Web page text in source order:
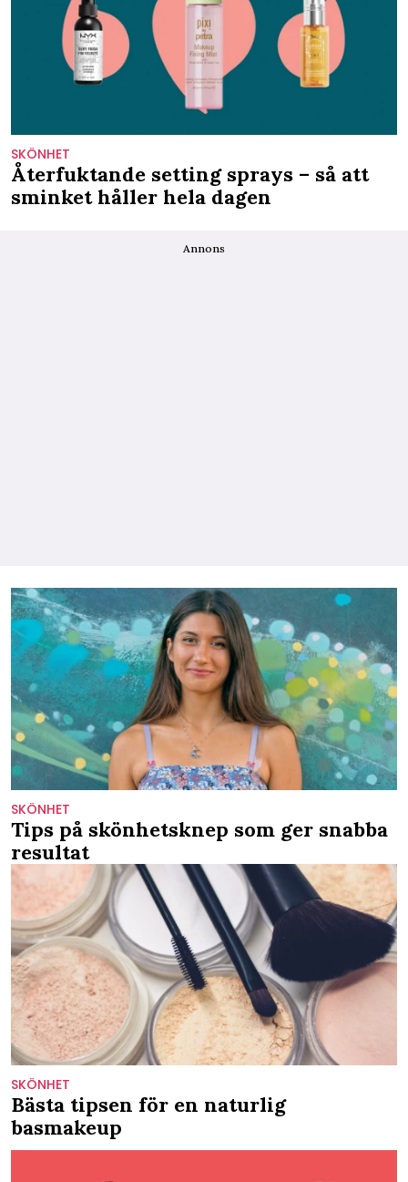
SKÖNHET
Återfuktande setting sprays – så att
sminket håller hela dagen
Annons
SKÖNHET
Tips på skönhetsknep som ger snabba
resultat
SKÖNHET
Bästa tipsen för en naturlig
basmakeup